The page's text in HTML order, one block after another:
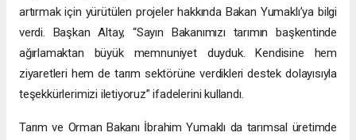
artırmak için yürütülen projeler hakkında Bakan Yumaklı’ya bilgi
verdi. Başkan Altay, “Sayın Bakanımızı tarımın başkentinde
ağırlamaktan büyük memnuniyet duyduk. Kendisine hem
ziyaretleri hem de tarım sektörüne verdikleri destek dolayısıyla
teşekkürlerimizi iletiyoruz” ifadelerini kullandı.
Tarım ve Orman Bakanı İbrahim Yumaklı da tarımsal üretimde